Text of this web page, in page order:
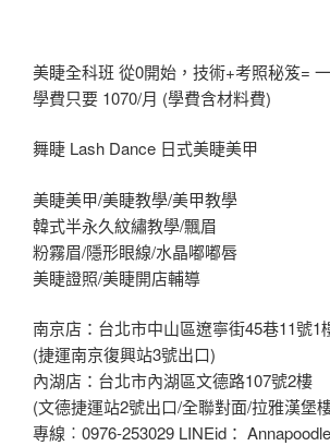
美睫全科班 從0開始，技術+考照秘笈=
學費只要 1070/月 (學費含材料費)
舞睫 Lash Dance 日式美睫美甲
美睫美甲/美睫教學/美甲教學
韓式半永久紋繡教學/飄眉
粉霧眉/隱形眼線/水晶嘟嘟唇
美睫證照/美睫開店輔導
南京店：台北市中山區遼寧街45巷11號1
(捷運南京復興站3號出口)
內湖店：台北市內湖區文德路107號2樓
(文德捷運站2號出口/全聯對面/拉雅漢堡
專線︰0976-253029 LINEid： Annapoodle